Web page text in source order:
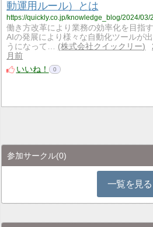
動運用ルール）とは
働き方改革により業務の効率化を目指
AIの発展により様々な自動化ツールが
うになって…
株式会社クイックリー
月前
いいね！
0
参加サークル(0)
一覧を見る